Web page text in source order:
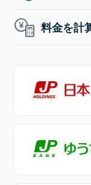
料金を計